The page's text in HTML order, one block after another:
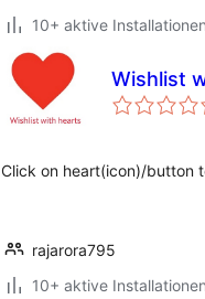
10+ aktive Installationen
Wishlist
Click on heart(icon)/button
rajarora795
10+ aktive Installationen